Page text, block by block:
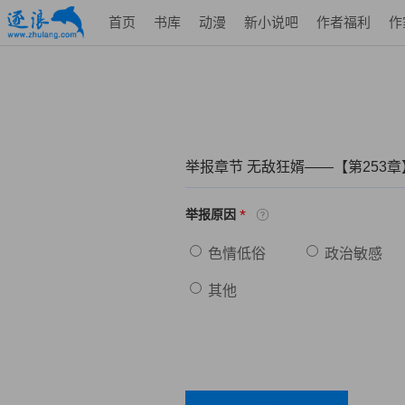
首页 书库 动漫 新小说吧 作者福利 作
举报章节 无敌狂婿——【第253章
举报原因 *
色情低俗 政治敏感
其他